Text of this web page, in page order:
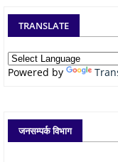
TRANSLATE
Powered by
जनसम्पर्क विभाग